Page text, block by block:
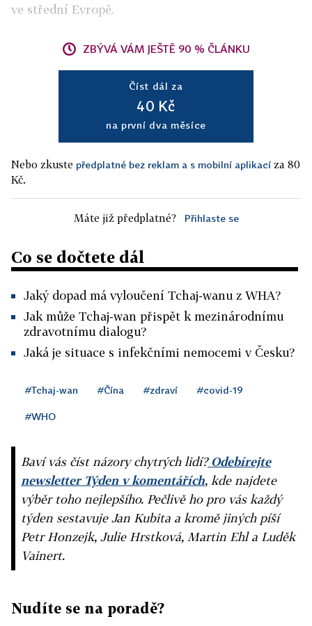
ve střední Evropě.
ZBÝVÁ VÁM JEŠTĚ 90 % ČLÁNKU
Číst dál za
40 Kč
na první dva měsíce
Nebo zkuste předplatné bez reklam a s mobilní aplikací za 80
Kč.
Máte již předplatné? Přihlaste se
Co se dočtete dál
Jaký dopad má vyloučení Tchaj-wanu z WHA?
Jak může Tchaj-wan přispět k mezinárodnímu
zdravotnímu dialogu?
Jaká je situace s infekčními nemocemi v Česku?
#Tchaj-wan #Čína #zdraví #covid-19
#WHO
Baví vás číst názory chytrých lidí?Odebírejte
newsletter Týden v komentářích, kde najdete
výběr toho nejlepšího. Pečlivě ho pro vás každý
týden sestavuje Jan Kubita a kromě jiných píší
Petr Honzejk, Julie Hrstková, Martin Ehl a Luděk
Vainert.
Nudíte se na poradě?